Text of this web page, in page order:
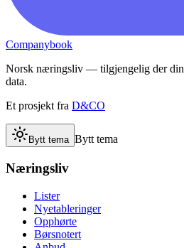
Companybook
Norsk næringsliv — tilgjengelig der din
data.
Et prosjekt fra D&CO
Bytt tema Bytt tema
Næringsliv
Lister
Nyetableringer
Opphørte
Børsnotert